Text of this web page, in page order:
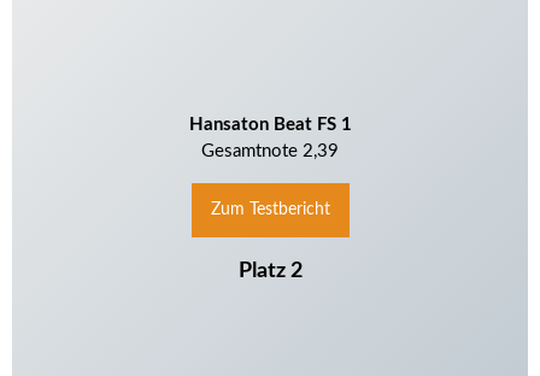
Hansaton Beat FS 1
Gesamtnote 2,39
Zum Testbericht
Platz 2